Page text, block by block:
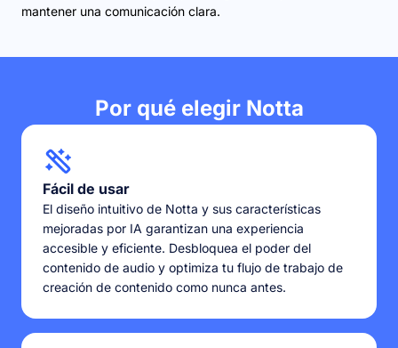
mantener una comunicación clara.
Por qué elegir Notta
Fácil de usar
El diseño intuitivo de Notta y sus características
mejoradas por IA garantizan una experiencia
accesible y eficiente. Desbloquea el poder del
contenido de audio y optimiza tu flujo de trabajo de
creación de contenido como nunca antes.